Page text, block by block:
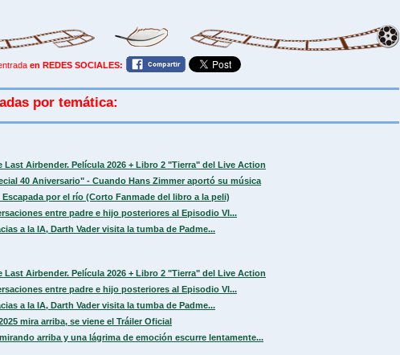
en REDES SOCIALES:
por temática:
Last Airbender. Película 2026 + Libro 2 "Tierra" del Live Action
40 Aniversario" - Cuando Hans Zimmer aportó su música
por el río (Corto Fanmade del libro a la peli)
entre padre e hijo posteriores al Episodio VI...
a la IA, Darth Vader visita la tumba de Padme...
Last Airbender. Película 2026 + Libro 2 "Tierra" del Live Action
entre padre e hijo posteriores al Episodio VI...
a la IA, Darth Vader visita la tumba de Padme...
mira arriba, se viene el Tráiler Oficial
arriba y una lágrima de emoción escurre lentamente...